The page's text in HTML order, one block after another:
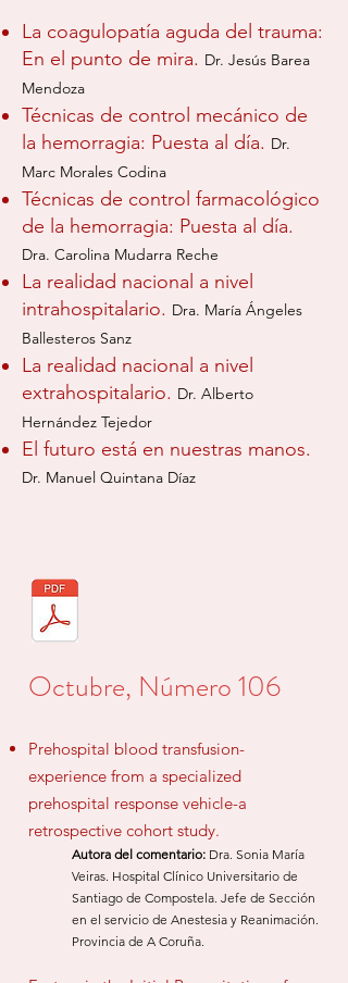
La coagulopatía aguda del trauma:
En el punto de mira. Dr. Jesús Barea
Mendoza
Técnicas de control mecánico de
la hemorragia: Puesta al día. Dr.
Marc Morales Codina
Técnicas de control farmacológico
de la hemorragia: Puesta al día.
Dra. Carolina Mudarra Reche
La realidad nacional a nivel
intrahospitalario. Dra. María Ángeles
Ballesteros Sanz
La realidad nacional a nivel
extrahospitalario. Dr. Alberto
Hernández Tejedor
El futuro está en nuestras manos.
Dr. Manuel Quintana Díaz
Octubre, Número 106
Prehospital blood transfusion-
experience from a specialized
prehospital response vehicle-a
retrospective cohort study.
​Autora del comentario: Dra. Sonia María
Veiras. Hospital Clínico Universitario de
Santiago de Compostela. Jefe de Sección
en el servicio de Anestesia y Reanimación.
Provincia de A Coruña.